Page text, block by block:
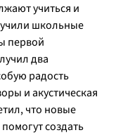
учиться и
школьные
первой
два
радость
и акустическая
что новые
создать